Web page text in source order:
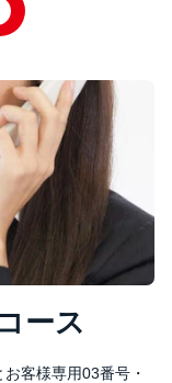
ース
客様専用03番号・